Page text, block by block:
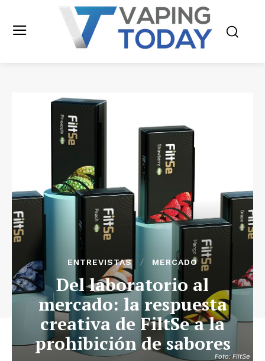
Foto: FiltSe
ENTREVISTAS MERCADO
Del laboratorio al
mercado: la respuesta
creativa de FiltSe a la
prohibición de sabores